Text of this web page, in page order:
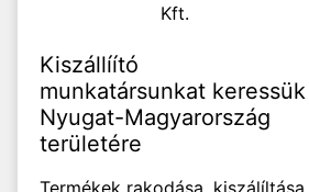
Kft.
Kiszállíító
munkatársunkat keressük
Nyugat-Magyarország
területére
Termékek rakodása,